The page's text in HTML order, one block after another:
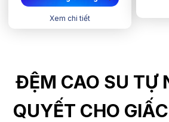
Xem chi tiết
ĐỆM CAO SU TỰ
QUYẾT CHO